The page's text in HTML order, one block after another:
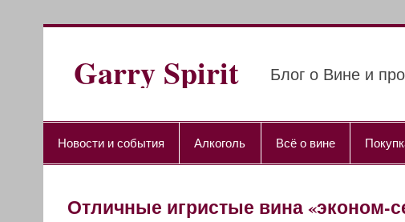
Перейти
Garry Spirit Блог о Вине и
Новости и события Алкоголь Всё о вине
Отличные игристые вина «эконом-